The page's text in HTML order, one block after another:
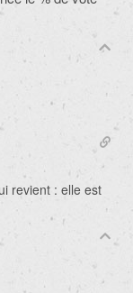
revient : elle est